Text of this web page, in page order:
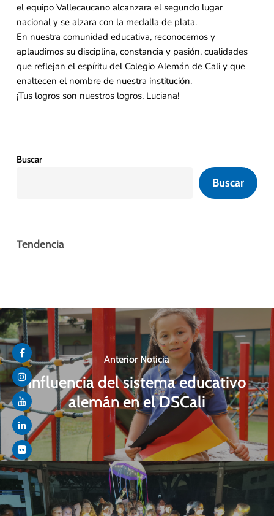
el equipo Vallecaucano alcanzara el segundo lugar
nacional y se alzara con la medalla de plata.
En nuestra comunidad educativa, reconocemos y
aplaudimos su disciplina, constancia y pasión, cualidades
que reflejan el espíritu del Colegio Alemán de Cali y que
enaltecen el nombre de nuestra institución.
¡Tus logros son nuestros logros, Luciana!
Buscar
Buscar
Tendencia
Anterior Noticia
Influencia del sistema educativo
alemán en el DSCali